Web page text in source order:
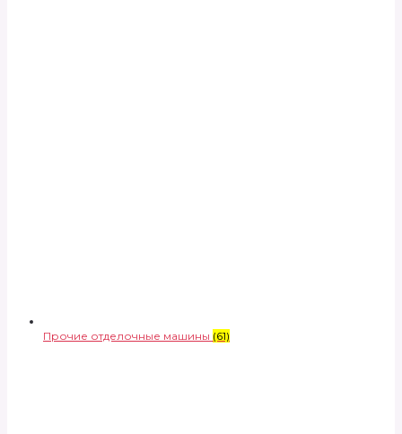
Прочие отделочные машины (61)